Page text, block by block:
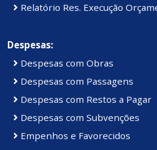
Relatório Res. Execução
Despesas:
Despesas com Obras
Despesas com Passagens
Despesas com Restos a Pagar
Despesas com Subvenções
Empenhos e Favorecidos